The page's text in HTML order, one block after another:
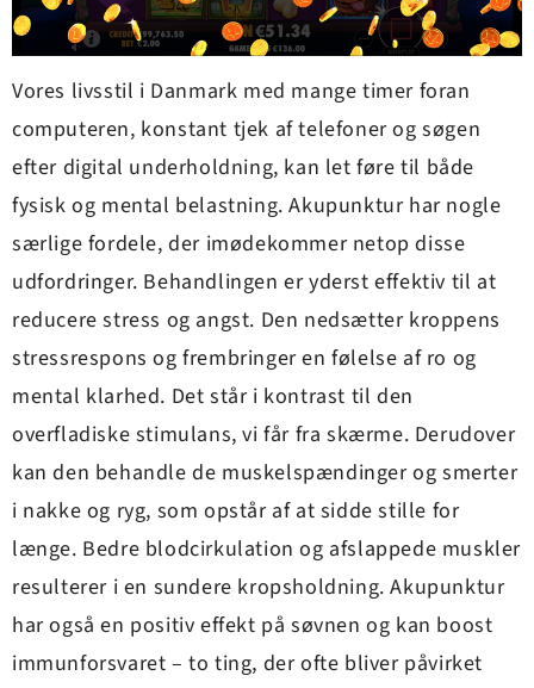
Vores livsstil i Danmark med mange timer foran
computeren, konstant tjek af telefoner og søgen
efter digital underholdning, kan let føre til både
fysisk og mental belastning. Akupunktur har nogle
særlige fordele, der imødekommer netop disse
udfordringer. Behandlingen er yderst effektiv til at
reducere stress og angst. Den nedsætter kroppens
stressrespons og frembringer en følelse af ro og
mental klarhed. Det står i kontrast til den
overfladiske stimulans, vi får fra skærme. Derudover
kan den behandle de muskelspændinger og smerter
i nakke og ryg, som opstår af at sidde stille for
længe. Bedre blodcirkulation og afslappede muskler
resulterer i en sundere kropsholdning. Akupunktur
har også en positiv effekt på søvnen og kan boost
immunforsvaret – to ting, der ofte bliver påvirket